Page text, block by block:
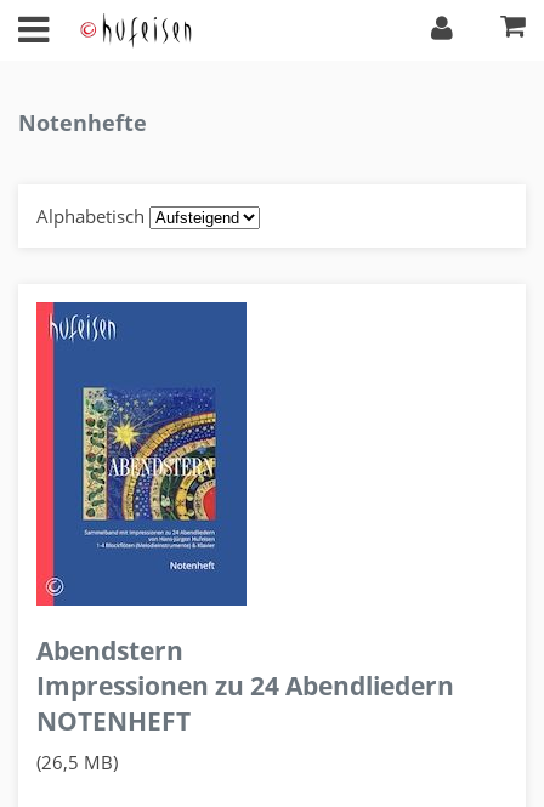
Notenhefte
Alphabetisch
Abendstern
Impressionen zu 24 Abendliedern
NOTENHEFT
(26,5 MB)